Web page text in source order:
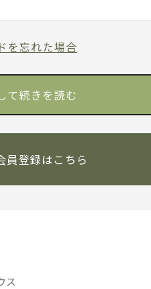
を忘れた場合
員登録はこちら
ス